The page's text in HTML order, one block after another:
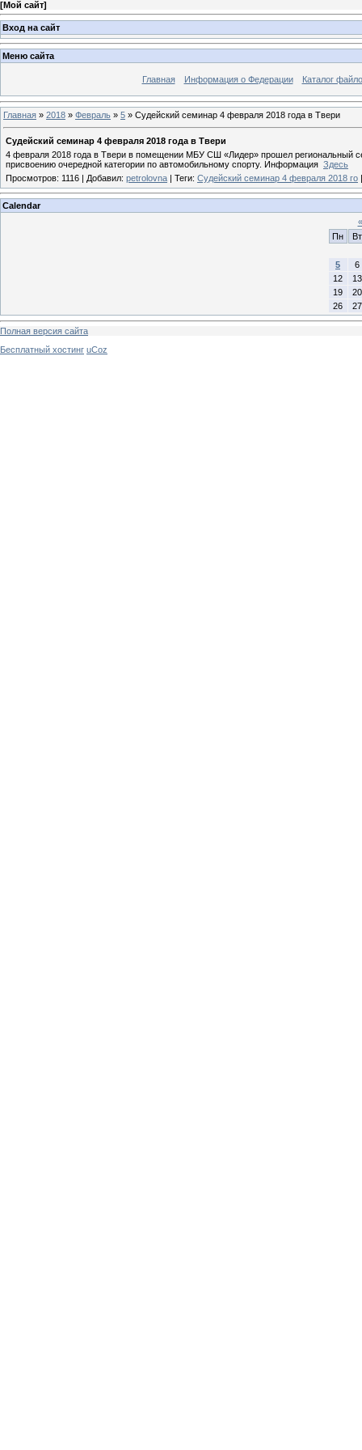
[Мой сайт]
Вход на сайт
Меню сайта
Главная Информация о Федерации Каталог
Главная » 2018 » Февраль » 5 » Судейский семинар 4 февраля 2018 года в Твери
Судейский семинар 4 февраля 2018 года в Твери
4 февраля 2018 года в Твери в помещении МБУ СШ «Лидер» прошел региональный
присвоению очередной категории по автомобильному спорту. Информация Здесь
Просмотров: 1116 | Добавил: petrolovna | Теги: Судейский семинар 4 февраля 2018 го
Calendar
«
Пн
Вт
5
6
12
13
19
20
26
27
Полная версия сайта
Бесплатный хостинг uCoz